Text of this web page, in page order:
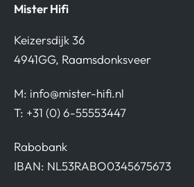
Mister Hifi
Keizersdijk 36
4941GG, Raamsdonksveer
M: info@mister-hifi.nl
T: +31 (0) 6-55553447
Rabobank
IBAN: NL53RABO0345675673